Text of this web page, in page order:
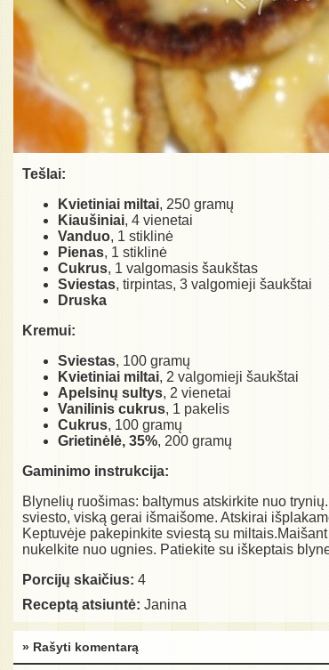
Tešlai:
Kvietiniai miltai, 250 gramų
Kiaušiniai, 4 vienetai
Vanduo, 1 stiklinė
Pienas, 1 stiklinė
Cukrus, 1 valgomasis šaukštas
Sviestas, tirpintas, 3 valgomieji šaukštai
Druska
Kremui:
Sviestas, 100 gramų
Kvietiniai miltai, 2 valgomieji šaukštai
Apelsinų sultys, 2 vienetai
Vanilinis cukrus, 1 pakelis
Cukrus, 100 gramų
Grietinėlė, 35%, 200 gramų
Gaminimo instrukcija:
Blynelių ruošimas: baltymus atskirkite nuo
sviesto, viską gerai išmaišome. Atskirai
Keptuvėje pakepinkite sviestą su
nukelkite nuo ugnies. Patiekite su iškeptais
Porcijų skaičius: 4
Receptą atsiuntė: Janina
» Rašyti komentarą